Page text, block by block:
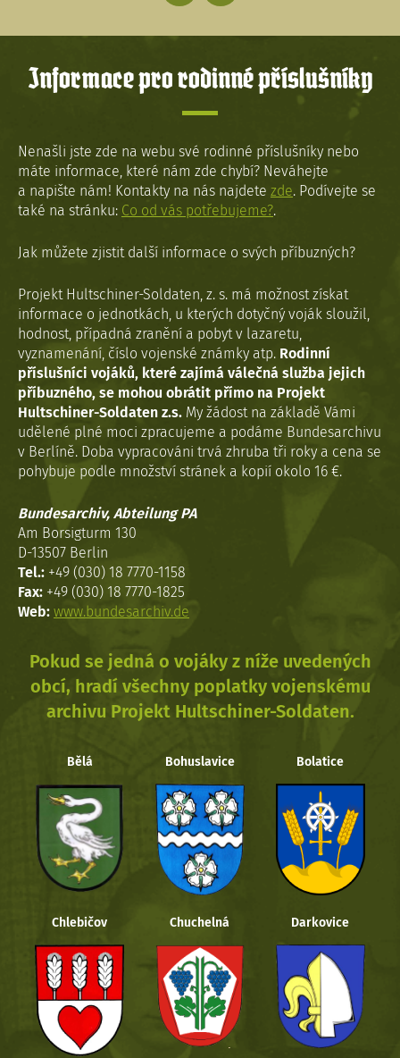
Informace pro rodinné příslušníky
Nenašli jste zde na webu své rodinné příslušníky nebo
máte informace, které nám zde chybí? Neváhejte
a napište nám! Kontakty na nás najdete zde. Podívejte se
také na stránku: Co od vás potřebujeme?.
Jak můžete zjistit další informace o svých příbuzných?
Projekt Hultschiner-Soldaten, z. s. má možnost získat
informace o jednotkách, u kterých dotyčný voják sloužil,
hodnost, případná zranění a pobyt v lazaretu,
vyznamenání, číslo vojenské známky atp. Rodinní
příslušníci vojáků, které zajímá válečná služba jejich
příbuzného, se mohou obrátit přímo na Projekt
Hultschiner-Soldaten z.s. My žádost na základě Vámi
udělené plné moci zpracujeme a podáme Bundesarchivu
v Berlíně. Doba vypracováni trvá zhruba tři roky a cena se
pohybuje podle množství stránek a kopií okolo 16 €.
Bundesarchiv, Abteilung PA
Am Borsigturm 130
D-13507 Berlin
Tel.: +49 (030) 18 7770-1158
Fax: +49 (030) 18 7770-1825
Web: www.bundesarchiv.de
Pokud se jedná o vojáky z níže uvedených
obcí, hradí všechny poplatky vojenskému
archivu Projekt Hultschiner-Soldaten.
Bělá Bohuslavice Bolatice
Chlebičov Chuchelná Darkovice